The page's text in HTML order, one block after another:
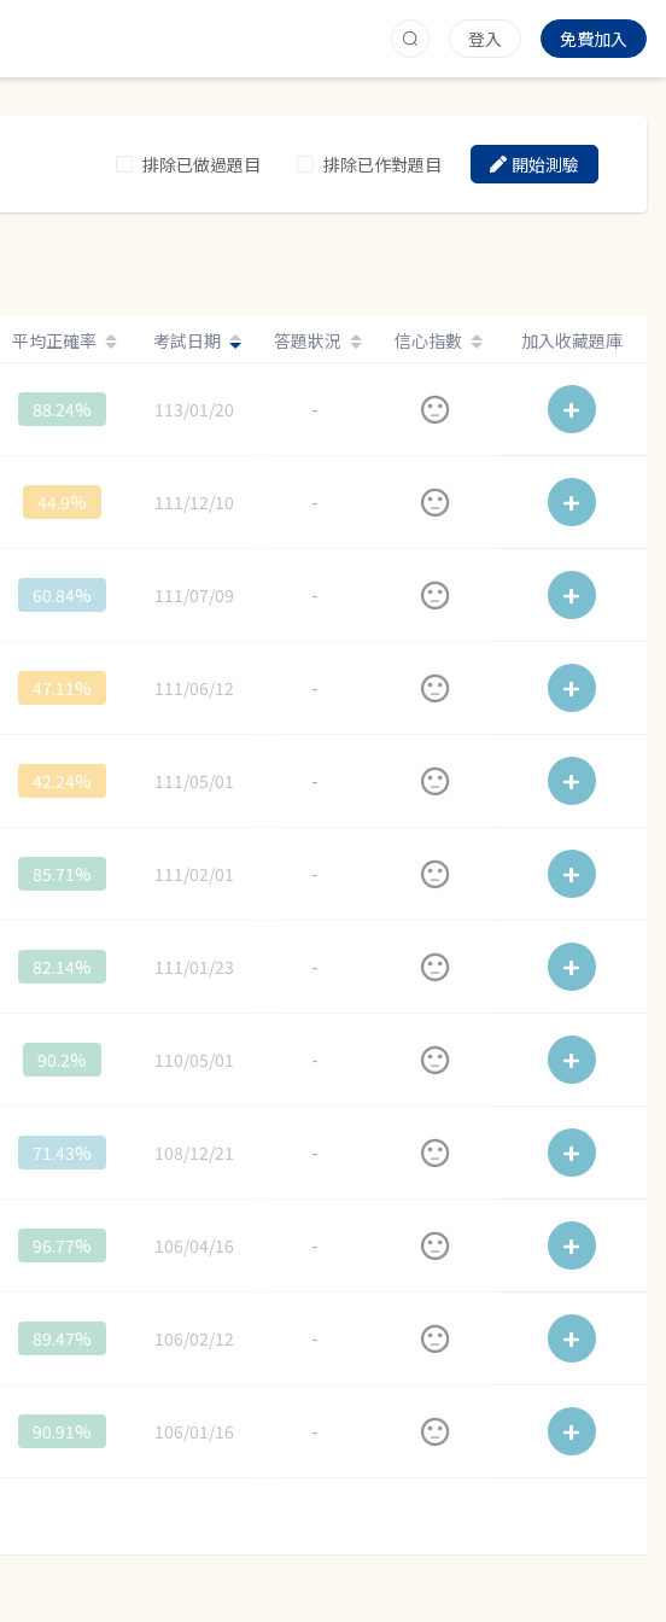
登入 免費加入
排除已做過題目 排除已作對題目 開始測驗
平均正確率 考試日期 答題狀況 信心指數 加入收藏題庫
88.24% 113/01/20 -
44.9% 111/12/10 -
60.84% 111/07/09 -
47.11% 111/06/12 -
42.24% 111/05/01 -
85.71% 111/02/01 -
82.14% 111/01/23 -
90.2% 110/05/01 -
71.43% 108/12/21 -
96.77% 106/04/16 -
89.47% 106/02/12 -
90.91% 106/01/16 -